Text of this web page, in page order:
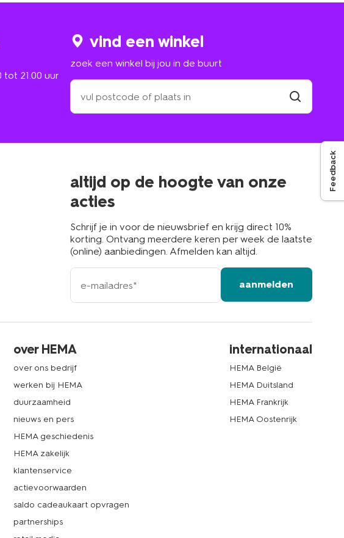
21.00 uur
vind een winkel
zoek een winkel bij jou in de buurt
zoek
een
winkel
in
altijd op de hoogte van onze
acties
Schrijf je in voor de nieuwsbrief en krijg direct 10%
korting. Ontvang meerdere keren per week de laatste
(online) aanbiedingen. Afmelden kan altijd.
e-
mailadres
aanmelden
over HEMA
over ons bedrijf
werken bij HEMA
duurzaamheid
nieuws en pers
HEMA geschiedenis
HEMA zakelijk
klantenservice
actievoorwaarden
saldo cadeaukaart opvragen
partnerships
internationaal
HEMA België
HEMA Duitsland
HEMA Frankrijk
HEMA Oostenrijk
Feedback